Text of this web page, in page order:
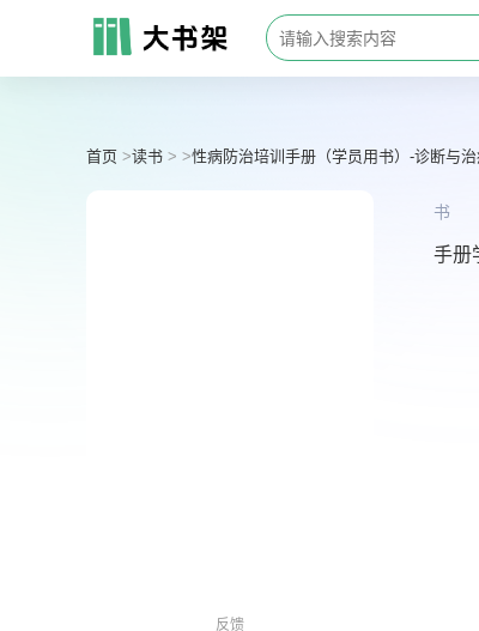
首页 读书 性病防治培训手册（学员用书）-诊断与
反馈
书
手册